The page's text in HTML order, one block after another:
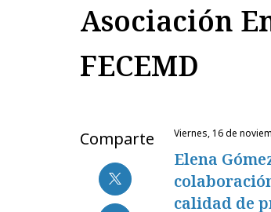
Asociación
FECEMD
Comparte viernes, 16 de
Elena
calidad de